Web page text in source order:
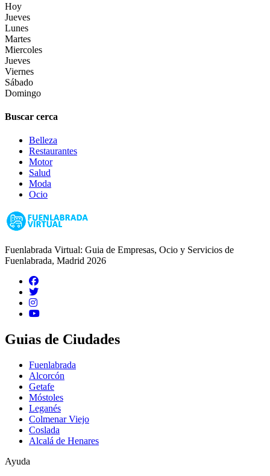
Hoy
Jueves
Lunes
Martes
Miercoles
Jueves
Viernes
Sábado
Domingo
Buscar cerca
Belleza
Restaurantes
Motor
Salud
Moda
Ocio
Fuenlabrada Virtual: Guia de Empresas, Ocio y Servicios de
Fuenlabrada, Madrid 2026
Guias de Ciudades
Fuenlabrada
Alcorcón
Getafe
Móstoles
Leganés
Colmenar Viejo
Coslada
Alcalá de Henares
Ayuda